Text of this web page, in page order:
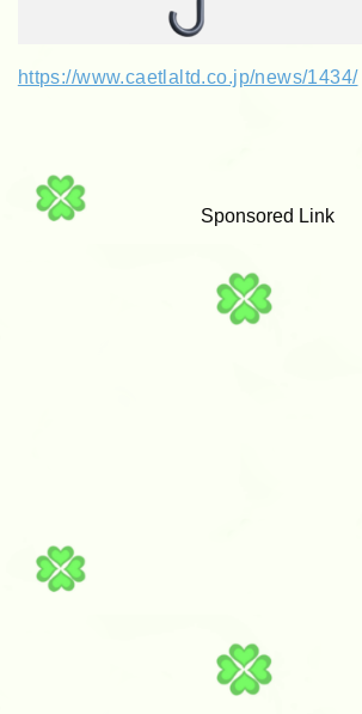
https://www.caetlaltd.co.jp/news/1434/
Sponsored Link